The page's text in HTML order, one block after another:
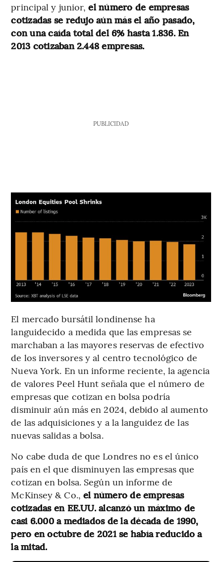
principal y junior,el número de empresas
cotizadas se redujo aún más el año pasado,
con una caída total del 6% hasta 1.836. En
2013 cotizaban 2.448 empresas.
PUBLICIDAD
El mercado bursátil londinense ha
languidecido a medida que las empresas se
marchaban a las mayores reservas de efectivo
de los inversores y al centro tecnológico de
Nueva York. En un informe reciente, la agencia
de valores Peel Hunt señala que el número de
empresas que cotizan en bolsa podría
disminuir aún más en 2024, debido al aumento
de las adquisiciones y a la languidez de las
nuevas salidas a bolsa.
No cabe duda de que Londres no es el único
país en el que disminuyen las empresas que
cotizan en bolsa. Según un informe de
McKinsey & Co., el número de empresas
cotizadas en EE.UU. alcanzó un máximo de
casi 6.000 a mediados de la década de 1990,
pero en octubre de 2021 se había reducido a
la mitad.